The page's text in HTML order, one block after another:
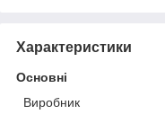
Характеристики
Основні
Виробник